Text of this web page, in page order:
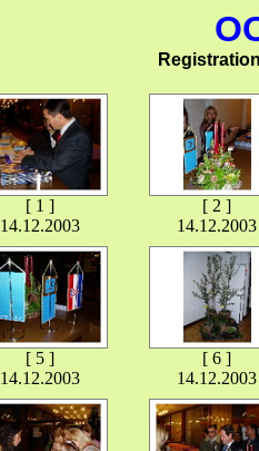
[ 1 ]
14.12.2003
[ 2 ]
14.12.2003
[ 5 ]
14.12.2003
[ 6 ]
14.12.2003